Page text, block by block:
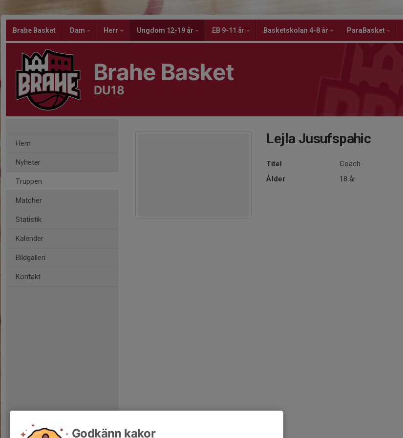
Brahe Basket Dam Herr Ungdom 12-19 år EB 9-11 år Basketskolan 4-8 år ParaBasket
Brahe Basket
DU18
Hem
Nyheter
Truppen
Matcher
Statistik
Kalender
Bildgalleri
Kontakt
Lejla Jusufspahic
Titel
Coach
Ålder
18 år
Godkänn kakor